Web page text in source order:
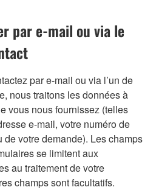
par e-mail ou via le
par e-mail ou via l’un de
nous traitons les données à
vous nous fournissez (telles
e-mail, votre numéro de
votre demande). Les champs
se limitent aux
au traitement de votre
champs sont facultatifs.